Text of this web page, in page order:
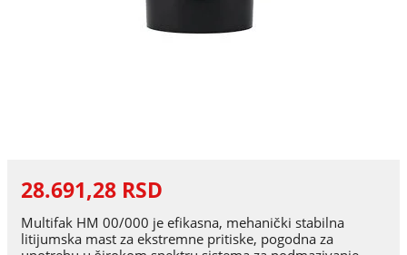
28.691,28 RSD
Multifak HM 00/000 je efikasna, mehanički stabilna
litijumska mast za ekstremne pritiske, pogodna za